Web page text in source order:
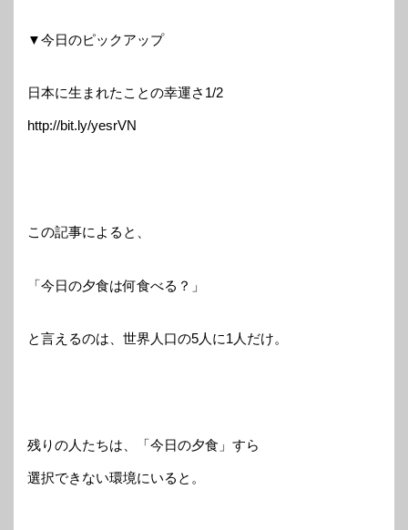
▼今日のピックアップ
日本に生まれたことの幸運さ1/2
http://bit.ly/yesrVN
この記事によると、
「今日の夕食は何食べる？」
と言えるのは、世界人口の5人に1人だけ。
残りの人たちは、「今日の夕食」すら
選択できない環境にいると。